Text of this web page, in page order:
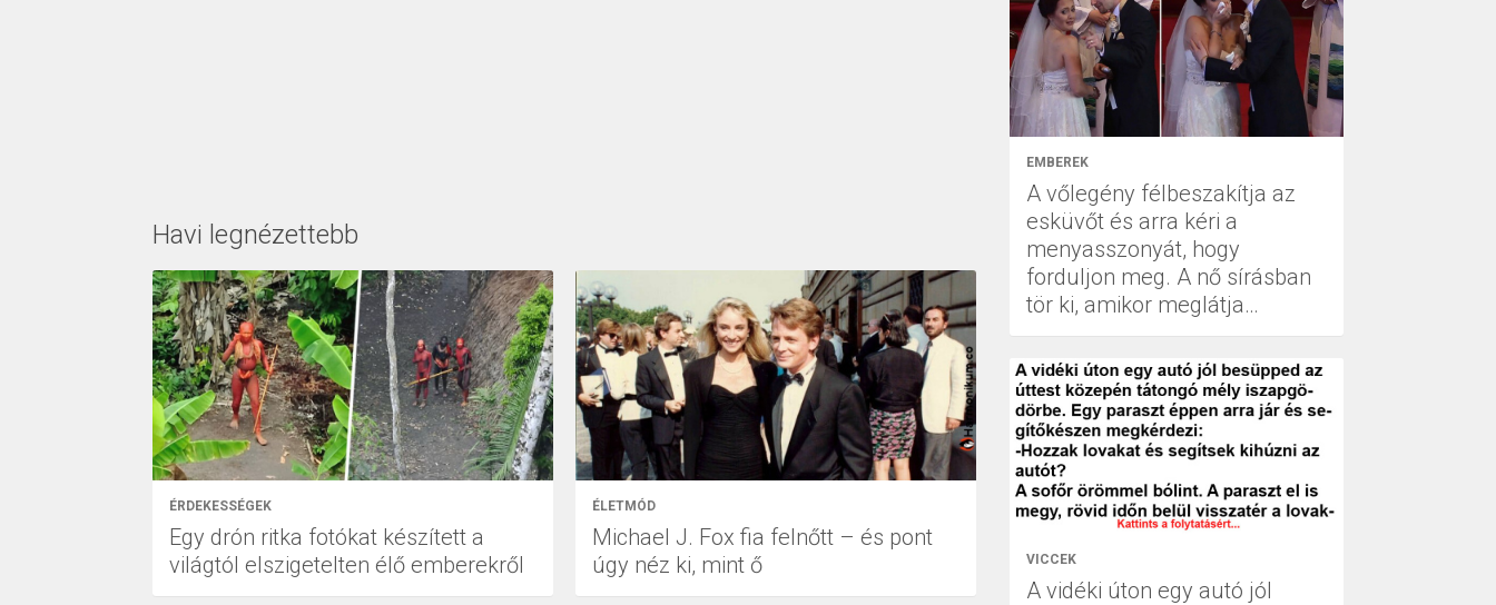
Havi legnézettebb
ÉRDEKESSÉGEK
Egy drón ritka fotókat készített a
világtól elszigetelten élő emberekről
ÉLETMÓD
Michael J. Fox fia felnőtt – és pont
úgy néz ki, mint ő
EMBEREK
A vőlegény félbeszakítja az
esküvőt és arra kéri a
menyasszonyát, hogy
forduljon meg. A nő sírásban
tör ki, amikor meglátja…
VICCEK
A vidéki úton egy autó jól